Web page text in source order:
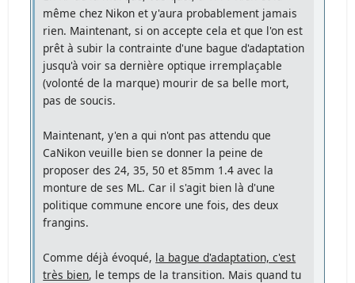
même chez Nikon et y'aura probablement jamais
rien. Maintenant, si on accepte cela et que l'on est
prêt à subir la contrainte d'une bague d'adaptation
jusqu'à voir sa dernière optique irremplaçable
(volonté de la marque) mourir de sa belle mort,
pas de soucis.
Maintenant, y'en a qui n'ont pas attendu que
CaNikon veuille bien se donner la peine de
proposer des 24, 35, 50 et 85mm 1.4 avec la
monture de ses ML. Car il s'agit bien là d'une
politique commune encore une fois, des deux
frangins.
Comme déjà évoqué, la bague d'adaptation, c'est
très bien, le temps de la transition. Mais quand tu